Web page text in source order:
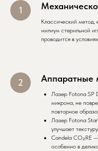
Классический метод,
милиум стерильной
проводится в
Аппаратные
Лазер Fotona SP
микрона, не
повторное
Лазер Fotona
улучшает
Candela CO₂RE
особенно в